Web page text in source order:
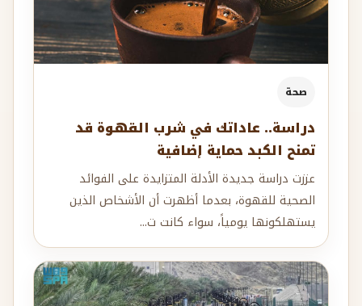
صحة
دراسة.. عاداتك في شرب القهوة قد
تمنح الكبد حماية إضافية
عززت دراسة جديدة الأدلة المتزايدة على الفوائد
الصحية للقهوة، بعدما أظهرت أن الأشخاص الذين
يستهلكونها يومياً، سواء كانت ت...